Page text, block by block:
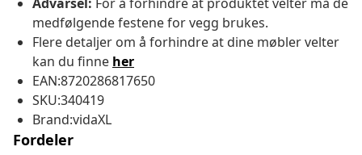
medfølgende festene for vegg brukes.
Flere detaljer om å forhindre at dine møbler velter
kan du finne her
EAN:8720286817650
SKU:340419
Brand:vidaXL
Fordeler